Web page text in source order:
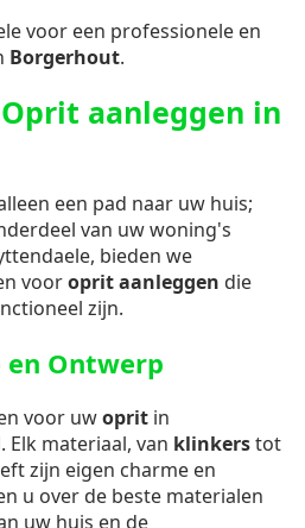
voor een professionele en
Borgerhout.
aanleggen in
een pad naar uw huis;
van uw woning's
bieden we
vooroprit aanleggen die
zijn.
Ontwerp
voor uwoprit in
Elk materiaal, van klinkerstot
zijn eigen charme en
u over de beste materialen
uw huis en de